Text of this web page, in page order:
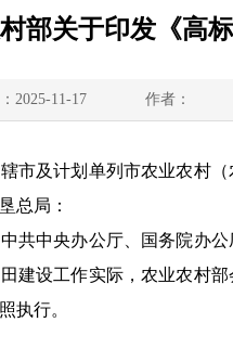
部关于印发《高
2025-11-17 作者：
市及计划单列市农业农村（
总局：
共中央办公厅、 国务院办
建设工作实际，农业农村
执行。